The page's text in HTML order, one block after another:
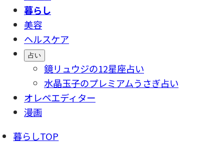
暮らし
美容
ヘルスケア
占い
鏡リュウジの12星座占い
水晶玉子のプレミアムうさぎ占い
オレペエディター
漫画
暮らしTOP